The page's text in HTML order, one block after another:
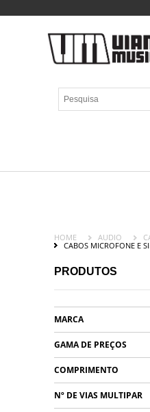
HOME AUDIO
CABOS MICROFONE E
PRODUTOS
MARCA
GAMA DE PREÇOS
COMPRIMENTO
Nº DE VIAS MULTIPAR